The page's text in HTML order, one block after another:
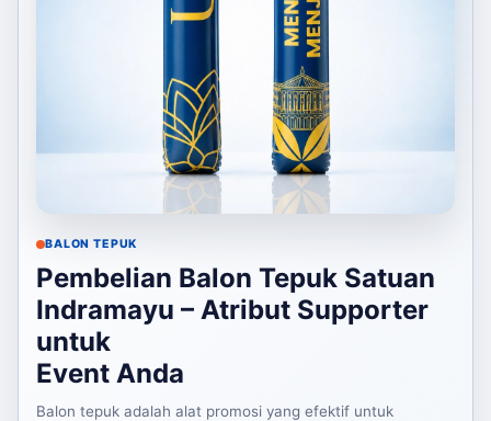
BALON TEPUK
Pembelian Balon Tepuk Satuan
Indramayu – Atribut Supporter
untuk
Event Anda
Balon tepuk adalah alat promosi yang efektif untuk